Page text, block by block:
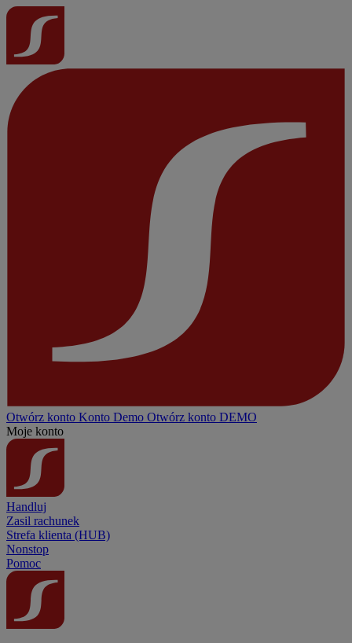
Otwórz konto Konto Demo Otwórz konto DEMO
Moje konto
Handluj
Zasil rachunek
Strefa klienta (HUB)
Nonstop
Pomoc